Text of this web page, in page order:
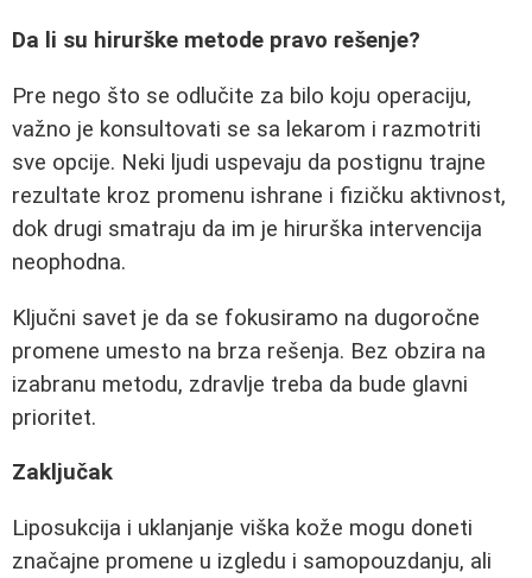
Da li su hirurške metode pravo rešenje?
Pre nego što se odlučite za bilo koju operaciju,
važno je konsultovati se sa lekarom i razmotriti
sve opcije. Neki ljudi uspevaju da postignu trajne
rezultate kroz promenu ishrane i fizičku aktivnost,
dok drugi smatraju da im je hirurška intervencija
neophodna.
Ključni savet je da se fokusiramo na dugoročne
promene umesto na brza rešenja. Bez obzira na
izabranu metodu, zdravlje treba da bude glavni
prioritet.
Zaključak
Liposukcija i uklanjanje viška kože mogu doneti
značajne promene u izgledu i samopouzdanju, ali